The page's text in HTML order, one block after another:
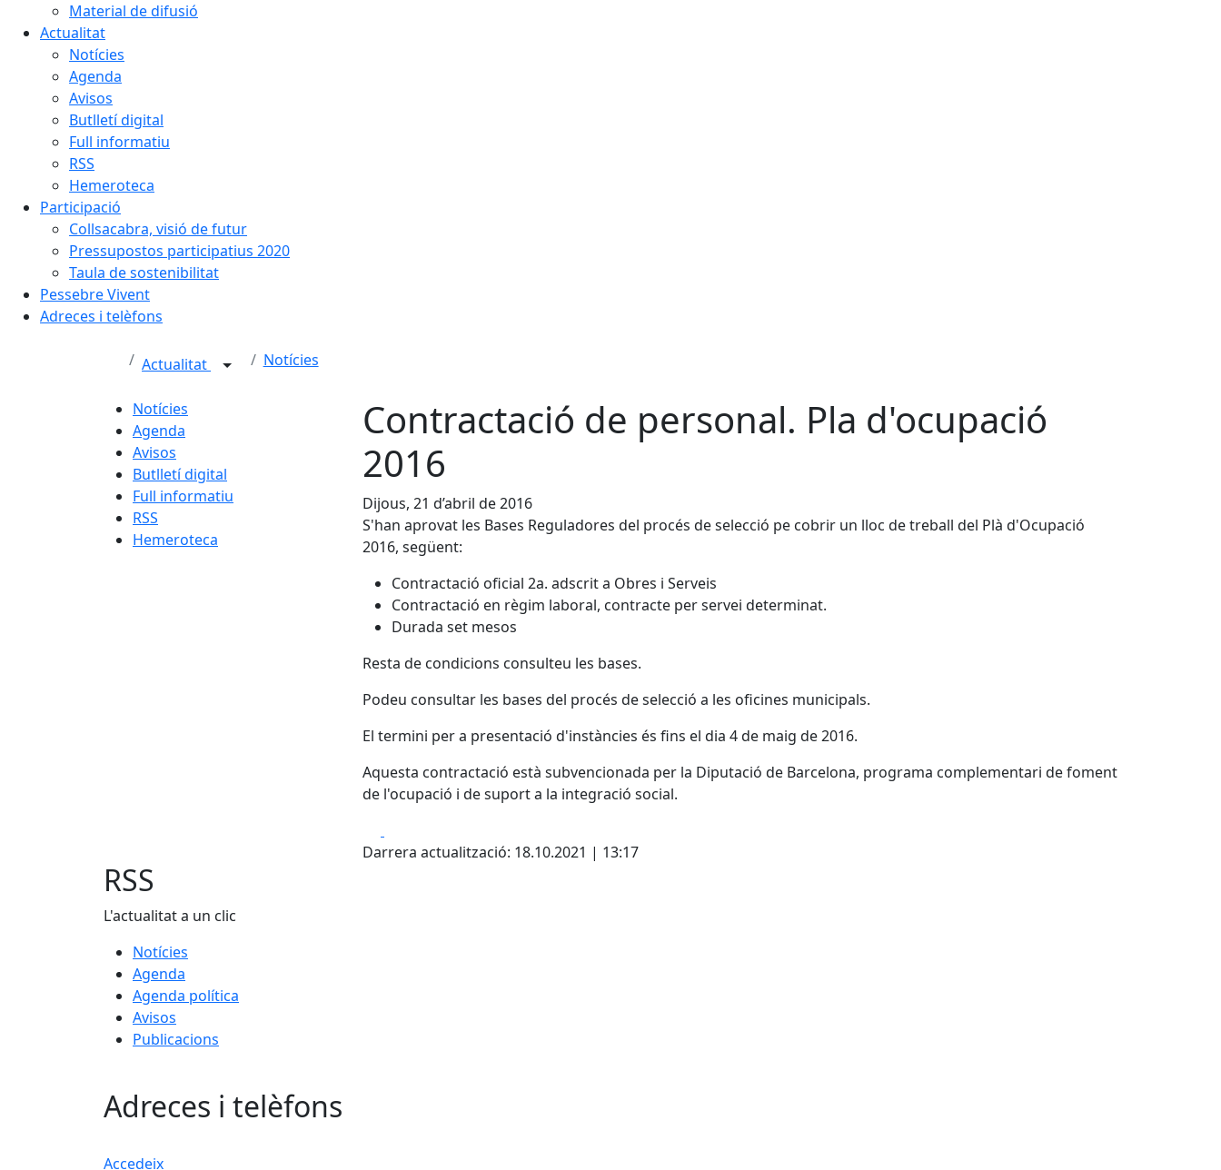
Material de difusió
Actualitat
Notícies
Agenda
Avisos
Butlletí digital
Full informatiu
RSS
Hemeroteca
Participació
Collsacabra, visió de futur
Pressupostos participatius 2020
Taula de sostenibilitat
Pessebre Vivent
Adreces i telèfons
Actualitat Notícies
Notícies
Agenda
Avisos
Butlletí digital
Full informatiu
RSS
Hemeroteca
Contractació de personal. Pla d'ocupació
2016
Dijous, 21 d’abril de 2016
S'han aprovat les Bases Reguladores del procés de selecció pe cobrir un lloc de treball del Plà d'Ocupació
2016, següent:
Contractació oficial 2a. adscrit a Obres i Serveis
Contractació en règim laboral, contracte per servei determinat.
Durada set mesos
Resta de condicions consulteu les bases.
Podeu consultar les bases del procés de selecció a les oficines municipals.
El termini per a presentació d'instàncies és fins el dia 4 de maig de 2016.
Aquesta contractació està subvencionada per la Diputació de Barcelona, programa complementari de foment
de l'ocupació i de suport a la integració social.
Darrera actualització: 18.10.2021 | 13:17
RSS
L'actualitat a un clic
Notícies
Agenda
Agenda política
Avisos
Publicacions
Adreces i telèfons
Accedeix